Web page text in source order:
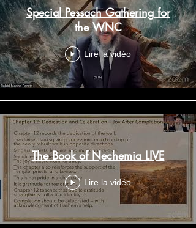
Special Pessach Gathering for
the WNC
Lire la vidéo
The Book of Nechemia LIVE
Lire la vidéo